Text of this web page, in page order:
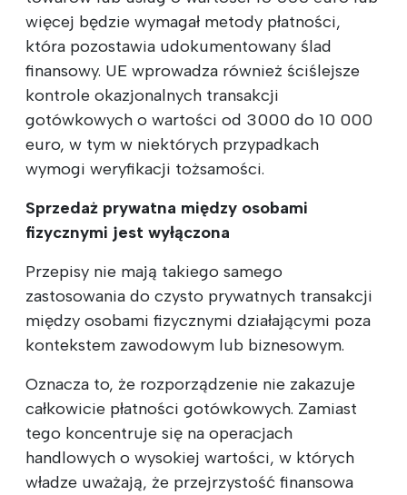
więcej będzie wymagał metody płatności,
która pozostawia udokumentowany ślad
finansowy. UE wprowadza również ściślejsze
kontrole okazjonalnych transakcji
gotówkowych o wartości od 3000 do 10 000
euro, w tym w niektórych przypadkach
wymogi weryfikacji tożsamości.
Sprzedaż prywatna między osobami
fizycznymi jest wyłączona
Przepisy nie mają takiego samego
zastosowania do czysto prywatnych transakcji
między osobami fizycznymi działającymi poza
kontekstem zawodowym lub biznesowym.
Oznacza to, że rozporządzenie nie zakazuje
całkowicie płatności gotówkowych. Zamiast
tego koncentruje się na operacjach
handlowych o wysokiej wartości, w których
władze uważają, że przejrzystość finansowa